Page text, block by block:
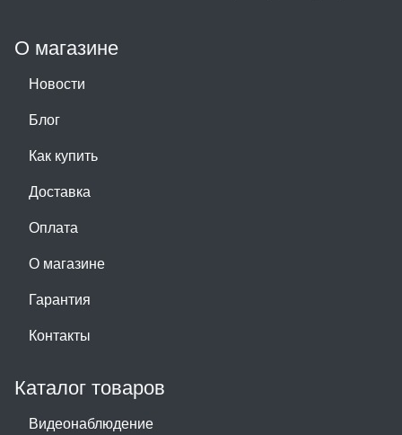
О магазине
Новости
Блог
Как купить
Доставка
Оплата
О магазине
Гарантия
Контакты
Каталог товаров
Видеонаблюдение